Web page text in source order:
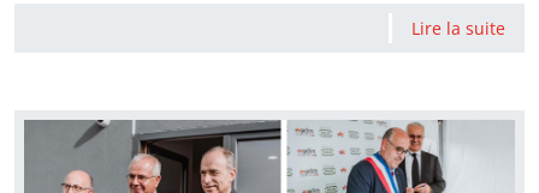
Lire la suite